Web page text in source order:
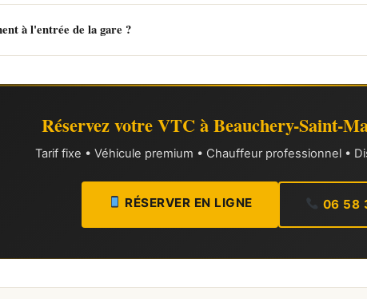
à l'entrée de la gare ?
Réservez votre VTC à Beauchery-Saint-
Tarif fixe • Véhicule premium • Chauffeur professionnel •
RÉSERVER EN LIGNE 06 58